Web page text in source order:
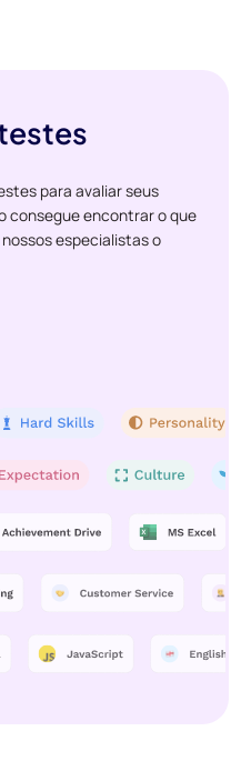
para avaliar seus
consegue encontrar o que
especialistas o